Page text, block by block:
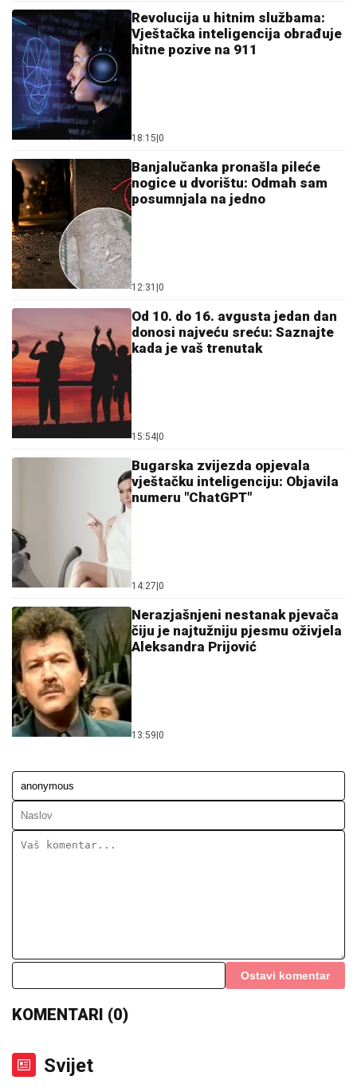
Revolucija u hitnim službama:
Vještačka inteligencija obrađuje
hitne pozive na 911
18:15|0
Banjalučanka pronašla pileće
nogice u dvorištu: Odmah sam
posumnjala na jedno
12:31 |0
Od 10. do 16. avgusta jedan dan
donosi najveću sreću: Saznajte
kada je vaš trenutak
15:54|0
Bugarska zvijezda opjevala
vještačku inteligenciju: Objavila
numeru "ChatGPT"
14:27|0
Nerazjašnjeni nestanak pjevača
čiju je najtužniju pjesmu oživjela
Aleksandra Prijović
13:59|0
Ostavi komentar
KOMENTARI (0)
Svijet